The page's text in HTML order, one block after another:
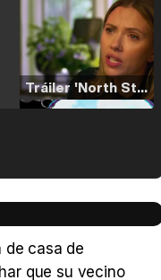
Tráiler 'North Star' (2023)
de casa de
que su vecino